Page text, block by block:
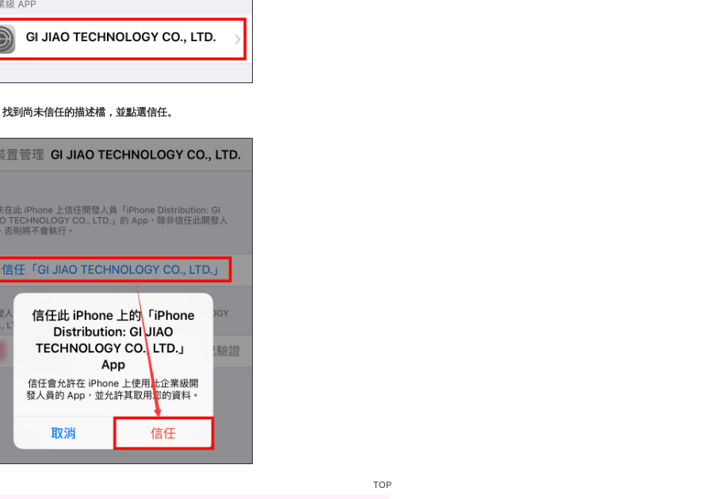
找到尚未信任的描述檔，並點選信任。
TOP